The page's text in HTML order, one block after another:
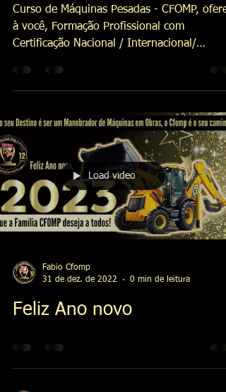
Curso de Máquinas
Curso de Máquinas Pesadas - CFOMP,
Certificação Nacional / Internacional/
Normas...
Load video
31 de dez. de 2022
0 min de leitura